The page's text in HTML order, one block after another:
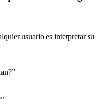
usuario es interpretar su